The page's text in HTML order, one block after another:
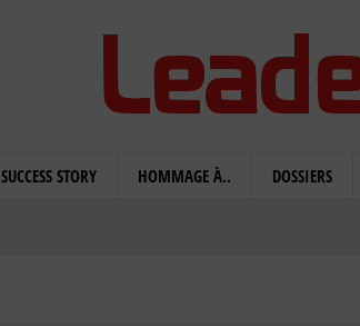
SUCCESS STORY HOMMAGE À.. DOSSIERS